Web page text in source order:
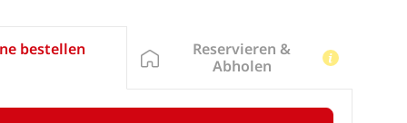
bestellen
Reservieren &
Abholen